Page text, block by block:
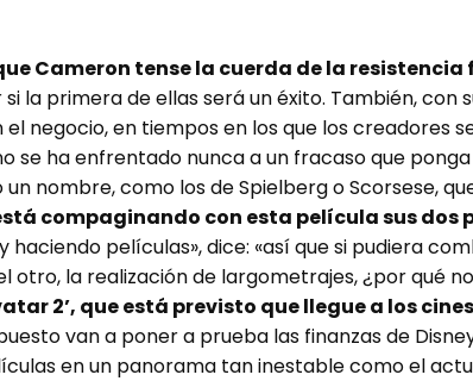
Cameron tense la cuerda de la
la primera de ellas será un éxito. También, con
negocio, en tiempos en los que los creadores
se ha enfrentado nunca a un fracaso que
nombre, como los de Spielberg o Scorsese,
compaginando con esta película sus dos
películas», dice: «así que si pudiera
otro, la realización de largometrajes, ¿por qué
2’, que está previsto que llegue a los
van a poner a prueba las finanzas de
en un panorama tan inestable como el